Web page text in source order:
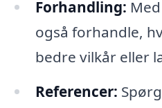
Forhandling:
også forhandle,
bedre vilkår eller
Referencer: